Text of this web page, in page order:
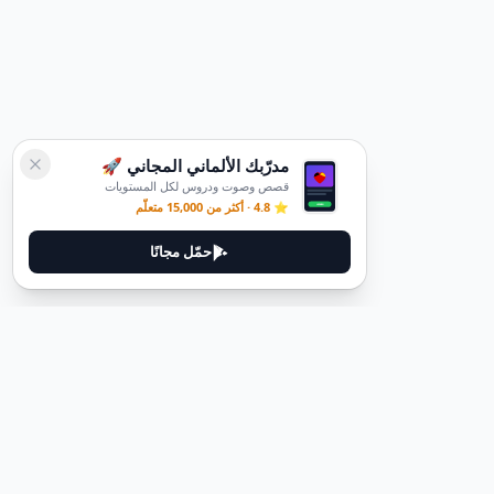
مدرّبك الألماني المجاني 🚀
قصص وصوت ودروس لكل المستويات
⭐ 4.8 · أكثر من 15,000 متعلّم
حمّل مجانًا